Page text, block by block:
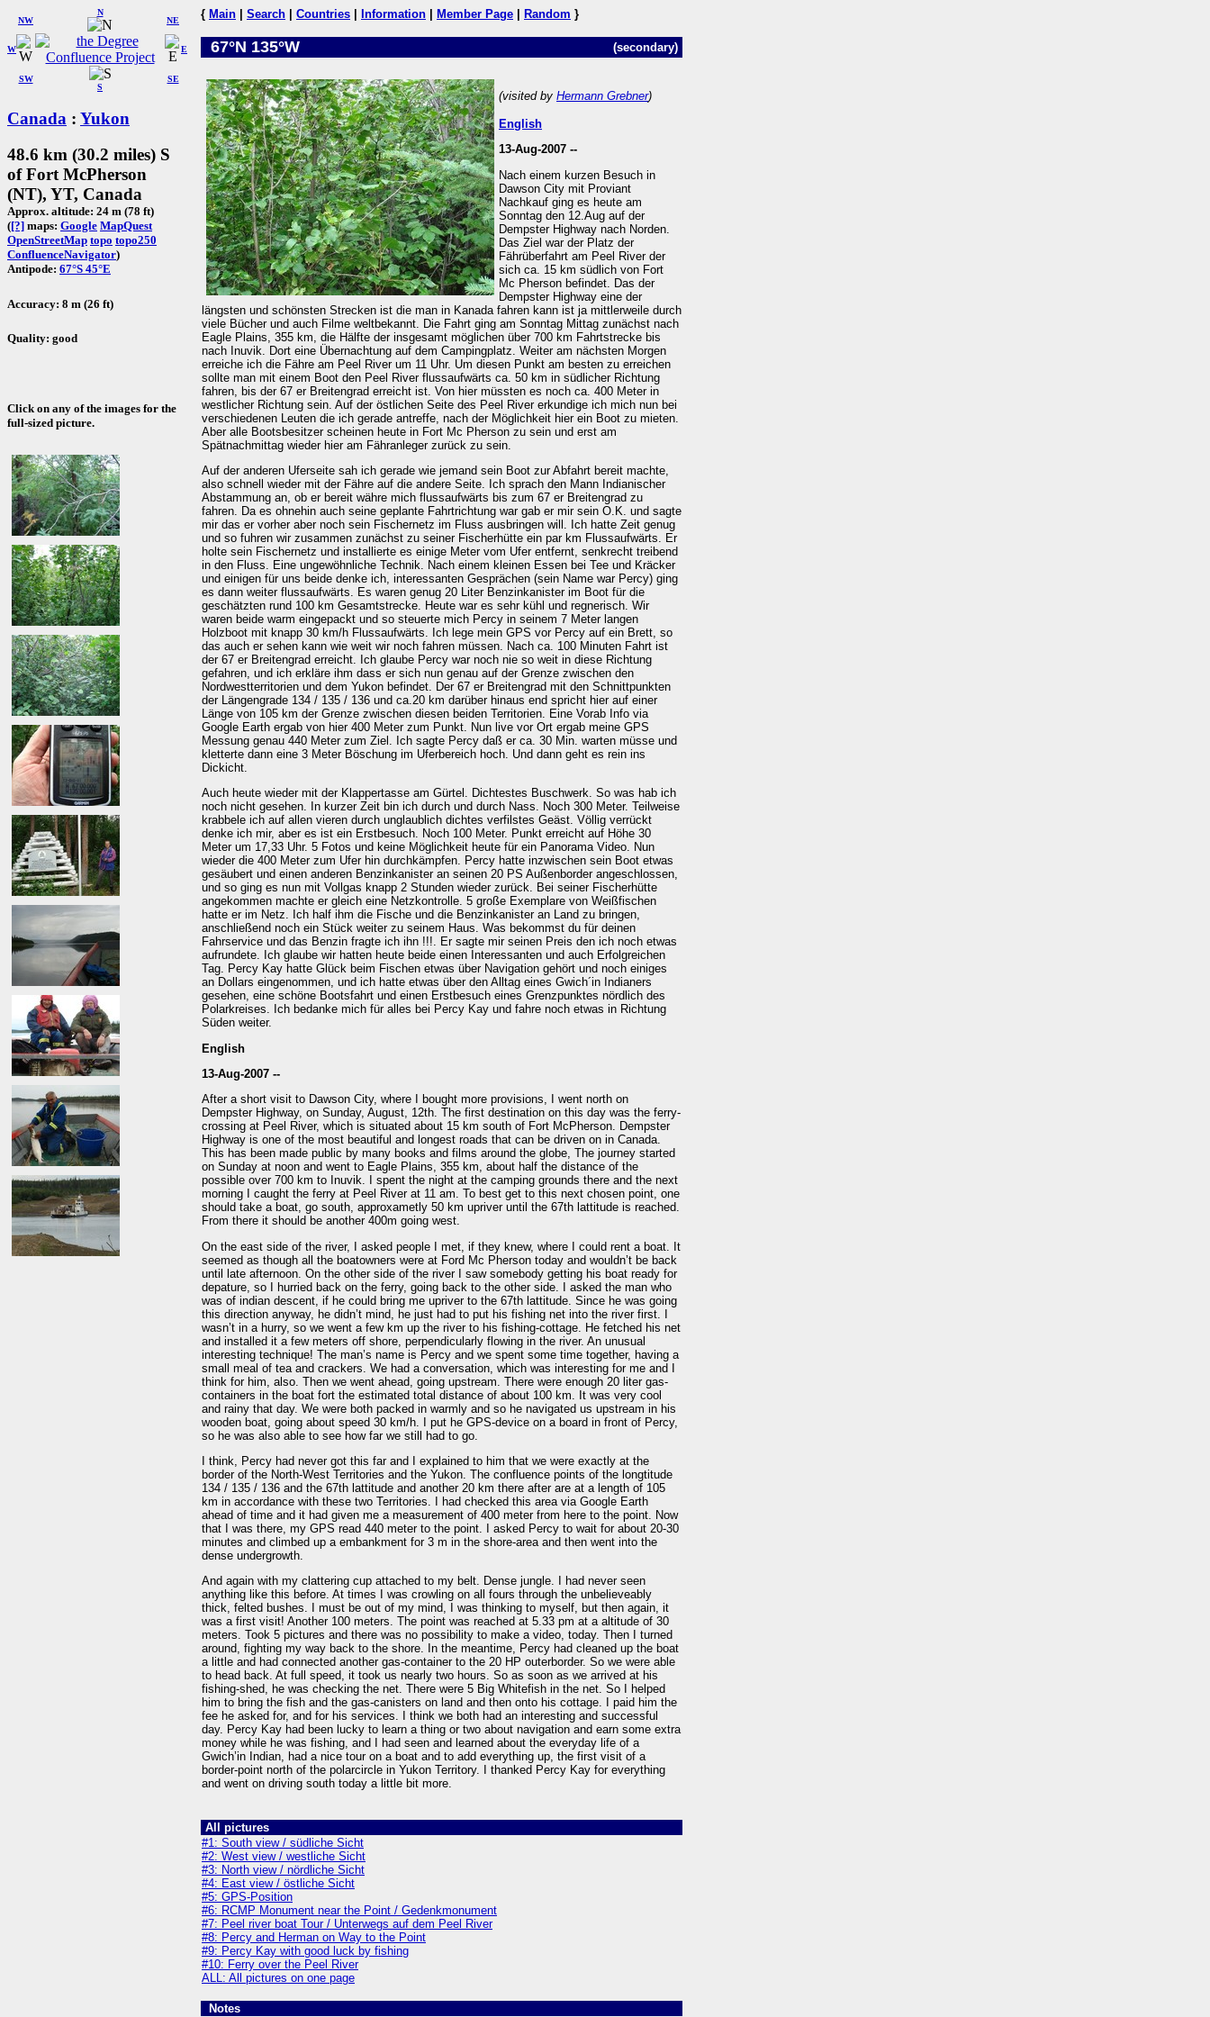
W
NW
N
NE
SW
S
SE
E
Canada : Yukon
48.6 km (30.2 miles) S
of Fort McPherson
(NT), YT, Canada
Approx. altitude: 24 m (78 ft)
([?] maps: Google MapQuest
OpenStreetMap topo topo250
ConfluenceNavigator)
Antipode: 67°S 45°E
Accuracy: 8 m (26 ft)
Quality: good
Click on any of the images for the
full-sized picture.
{ Main Search Countries Information Member Page Random }
67°N 135°W (secondary)
(visited by Hermann Grebner)
English
13-Aug-2007 --
Nach einem kurzen Besuch in
Dawson City mit Proviant
Nachkauf ging es heute am
Sonntag den 12.Aug auf der
Dempster Highway nach Norden.
Das Ziel war der Platz der
Fährüberfahrt am Peel River der
sich ca. 15 km südlich von Fort
Mc Pherson befindet. Das der
Dempster Highway eine der
längsten und schönsten Strecken ist die man in Kanada fahren kann ist ja mittlerweile durch
viele Bücher und auch Filme weltbekannt. Die Fahrt ging am Sonntag Mittag zunächst nach
Eagle Plains, 355 km, die Hälfte der insgesamt möglichen über 700 km Fahrtstrecke bis
nach Inuvik. Dort eine Übernachtung auf dem Campingplatz. Weiter am nächsten Morgen
erreiche ich die Fähre am Peel River um 11 Uhr. Um diesen Punkt am besten zu erreichen
sollte man mit einem Boot den Peel River flussaufwärts ca. 50 km in südlicher Richtung
fahren, bis der 67 er Breitengrad erreicht ist. Von hier müssten es noch ca. 400 Meter in
westlicher Richtung sein. Auf der östlichen Seite des Peel River erkundige ich mich nun bei
verschiedenen Leuten die ich gerade antreffe, nach der Möglichkeit hier ein Boot zu mieten.
Aber alle Bootsbesitzer scheinen heute in Fort Mc Pherson zu sein und erst am
Spätnachmittag wieder hier am Fähranleger zurück zu sein.
Auf der anderen Uferseite sah ich gerade wie jemand sein Boot zur Abfahrt bereit machte,
also schnell wieder mit der Fähre auf die andere Seite. Ich sprach den Mann Indianischer
Abstammung an, ob er bereit währe mich flussaufwärts bis zum 67 er Breitengrad zu
fahren. Da es ohnehin auch seine geplante Fahrtrichtung war gab er mir sein O.K. und sagte
mir das er vorher aber noch sein Fischernetz im Fluss ausbringen will. Ich hatte Zeit genug
und so fuhren wir zusammen zunächst zu seiner Fischerhütte ein par km Flussaufwärts. Er
holte sein Fischernetz und installierte es einige Meter vom Ufer entfernt, senkrecht treibend
in den Fluss. Eine ungewöhnliche Technik. Nach einem kleinen Essen bei Tee und Kräcker
und einigen für uns beide denke ich, interessanten Gesprächen (sein Name war Percy) ging
es dann weiter flussaufwärts. Es waren genug 20 Liter Benzinkanister im Boot für die
geschätzten rund 100 km Gesamtstrecke. Heute war es sehr kühl und regnerisch. Wir
waren beide warm eingepackt und so steuerte mich Percy in seinem 7 Meter langen
Holzboot mit knapp 30 km/h Flussaufwärts. Ich lege mein GPS vor Percy auf ein Brett, so
das auch er sehen kann wie weit wir noch fahren müssen. Nach ca. 100 Minuten Fahrt ist
der 67 er Breitengrad erreicht. Ich glaube Percy war noch nie so weit in diese Richtung
gefahren, und ich erkläre ihm dass er sich nun genau auf der Grenze zwischen den
Nordwestterritorien und dem Yukon befindet. Der 67 er Breitengrad mit den Schnittpunkten
der Längengrade 134 / 135 / 136 und ca.20 km darüber hinaus end spricht hier auf einer
Länge von 105 km der Grenze zwischen diesen beiden Territorien. Eine Vorab Info via
Google Earth ergab von hier 400 Meter zum Punkt. Nun live vor Ort ergab meine GPS
Messung genau 440 Meter zum Ziel. Ich sagte Percy daß er ca. 30 Min. warten müsse und
kletterte dann eine 3 Meter Böschung im Uferbereich hoch. Und dann geht es rein ins
Dickicht.
Auch heute wieder mit der Klappertasse am Gürtel. Dichtestes Buschwerk. So was hab ich
noch nicht gesehen. In kurzer Zeit bin ich durch und durch Nass. Noch 300 Meter. Teilweise
krabbele ich auf allen vieren durch unglaublich dichtes verfilstes Geäst. Völlig verrückt
denke ich mir, aber es ist ein Erstbesuch. Noch 100 Meter. Punkt erreicht auf Höhe 30
Meter um 17,33 Uhr. 5 Fotos und keine Möglichkeit heute für ein Panorama Video. Nun
wieder die 400 Meter zum Ufer hin durchkämpfen. Percy hatte inzwischen sein Boot etwas
gesäubert und einen anderen Benzinkanister an seinen 20 PS Außenborder angeschlossen,
und so ging es nun mit Vollgas knapp 2 Stunden wieder zurück. Bei seiner Fischerhütte
angekommen machte er gleich eine Netzkontrolle. 5 große Exemplare von Weißfischen
hatte er im Netz. Ich half ihm die Fische und die Benzinkanister an Land zu bringen,
anschließend noch ein Stück weiter zu seinem Haus. Was bekommst du für deinen
Fahrservice und das Benzin fragte ich ihn !!!. Er sagte mir seinen Preis den ich noch etwas
aufrundete. Ich glaube wir hatten heute beide einen Interessanten und auch Erfolgreichen
Tag. Percy Kay hatte Glück beim Fischen etwas über Navigation gehört und noch einiges
an Dollars eingenommen, und ich hatte etwas über den Alltag eines Gwich´in Indianers
gesehen, eine schöne Bootsfahrt und einen Erstbesuch eines Grenzpunktes nördlich des
Polarkreises. Ich bedanke mich für alles bei Percy Kay und fahre noch etwas in Richtung
Süden weiter.
English
13-Aug-2007 --
After a short visit to Dawson City, where I bought more provisions, I went north on
Dempster Highway, on Sunday, August, 12th. The first destination on this day was the ferry-
crossing at Peel River, which is situated about 15 km south of Fort McPherson. Dempster
Highway is one of the most beautiful and longest roads that can be driven on in Canada.
This has been made public by many books and films around the globe, The journey started
on Sunday at noon and went to Eagle Plains, 355 km, about half the distance of the
possible over 700 km to Inuvik. I spent the night at the camping grounds there and the next
morning I caught the ferry at Peel River at 11 am. To best get to this next chosen point, one
should take a boat, go south, approxametly 50 km upriver until the 67th lattitude is reached.
From there it should be another 400m going west.
On the east side of the river, I asked people I met, if they knew, where I could rent a boat. It
seemed as though all the boatowners were at Ford Mc Pherson today and wouldn’t be back
until late afternoon. On the other side of the river I saw somebody getting his boat ready for
depature, so I hurried back on the ferry, going back to the other side. I asked the man who
was of indian descent, if he could bring me upriver to the 67th lattitude. Since he was going
this direction anyway, he didn’t mind, he just had to put his fishing net into the river first. I
wasn’t in a hurry, so we went a few km up the river to his fishing-cottage. He fetched his net
and installed it a few meters off shore, perpendicularly flowing in the river. An unusual
interesting technique! The man’s name is Percy and we spent some time together, having a
small meal of tea and crackers. We had a conversation, which was interesting for me and I
think for him, also. Then we went ahead, going upstream. There were enough 20 liter gas-
containers in the boat fort the estimated total distance of about 100 km. It was very cool
and rainy that day. We were both packed in warmly and so he navigated us upstream in his
wooden boat, going about speed 30 km/h. I put he GPS-device on a board in front of Percy,
so he was also able to see how far we still had to go.
I think, Percy had never got this far and I explained to him that we were exactly at the
border of the North-West Territories and the Yukon. The confluence points of the longtitude
134 / 135 / 136 and the 67th lattitude and another 20 km there after are at a length of 105
km in accordance with these two Territories. I had checked this area via Google Earth
ahead of time and it had given me a measurement of 400 meter from here to the point. Now
that I was there, my GPS read 440 meter to the point. I asked Percy to wait for about 20-30
minutes and climbed up a embankment for 3 m in the shore-area and then went into the
dense undergrowth.
And again with my clattering cup attached to my belt. Dense jungle. I had never seen
anything like this before. At times I was crowling on all fours through the unbelieveably
thick, felted bushes. I must be out of my mind, I was thinking to myself, but then again, it
was a first visit! Another 100 meters. The point was reached at 5.33 pm at a altitude of 30
meters. Took 5 pictures and there was no possibility to make a video, today. Then I turned
around, fighting my way back to the shore. In the meantime, Percy had cleaned up the boat
a little and had connected another gas-container to the 20 HP outerborder. So we were able
to head back. At full speed, it took us nearly two hours. So as soon as we arrived at his
fishing-shed, he was checking the net. There were 5 Big Whitefish in the net. So I helped
him to bring the fish and the gas-canisters on land and then onto his cottage. I paid him the
fee he asked for, and for his services. I think we both had an interesting and successful
day. Percy Kay had been lucky to learn a thing or two about navigation and earn some extra
money while he was fishing, and I had seen and learned about the everyday life of a
Gwich’in Indian, had a nice tour on a boat and to add everything up, the first visit of a
border-point north of the polarcircle in Yukon Territory. I thanked Percy Kay for everything
and went on driving south today a little bit more.
All pictures
#1: South view / südliche Sicht
#2: West view / westliche Sicht
#3: North view / nördliche Sicht
#4: East view / östliche Sicht
#5: GPS-Position
#6: RCMP Monument near the Point / Gedenkmonument
#7: Peel river boat Tour / Unterwegs auf dem Peel River
#8: Percy and Herman on Way to the Point
#9: Percy Kay with good luck by fishing
#10: Ferry over the Peel River
ALL: All pictures on one page
Notes